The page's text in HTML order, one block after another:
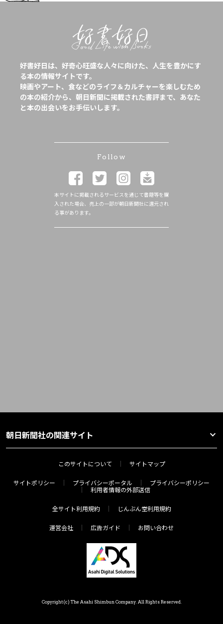
好書好日は、好奇心旺盛な人々に向けた、人生を豊かにす
る本の情報サイトです。
映画やアート、食などのライフ＆カルチャーを楽しむため
の本の紹介から、朝日新聞に掲載された書評まで、あなた
と本の出会いをお手伝いします。
Follow
本サイトに掲載されるサービスを通じて書籍等を購
入された場合、売上の一部が朝日新聞社に還元され
る事があります。
朝日新聞社の関連サイト
このサイトについて サイトマップ
サイトポリシー プライバシーポータル
プライバシーポリシー
利用者情報の外部送信
全サイト利用規約 じんぶん堂利用規約
運営会社 広告ガイド お問い合わせ
Copyright(c) The Asahi Shimbun Company. All Rights Reserved.